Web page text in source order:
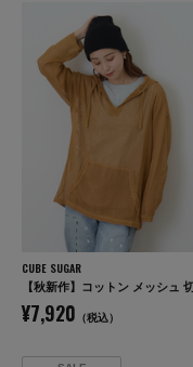
CUBE SUGAR
¥7,920 （税込）